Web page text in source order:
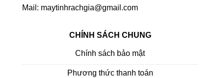
Mail: maytinhrachgia@gmail.com
CHÍNH SÁCH CHUNG
Chính sách bảo mật
Phương thức thanh toán